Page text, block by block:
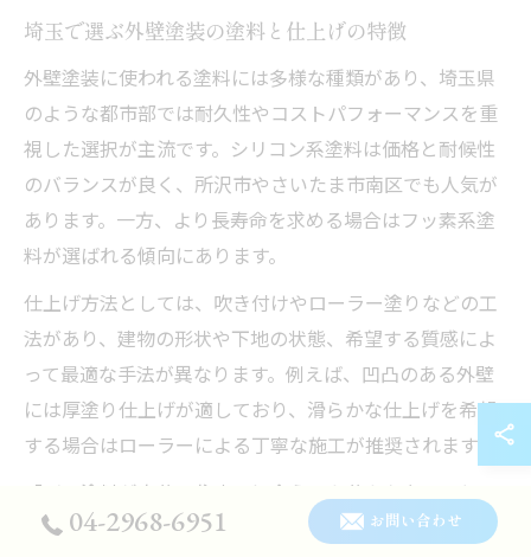
埼玉で選ぶ外壁塗装の塗料と仕上げの特徴
外壁塗装に使われる塗料には多様な種類があり、埼玉県
のような都市部では耐久性やコストパフォーマンスを重
視した選択が主流です。シリコン系塗料は価格と耐候性
のバランスが良く、所沢市やさいたま市南区でも人気が
あります。一方、より長寿命を求める場合はフッ素系塗
料が選ばれる傾向にあります。
仕上げ方法としては、吹き付けやローラー塗りなどの工
法があり、建物の形状や下地の状態、希望する質感によ
って最適な手法が異なります。例えば、凹凸のある外壁
には厚塗り仕上げが適しており、滑らかな仕上げを希望
する場合はローラーによる丁寧な施工が推奨されます。
「どの塗料が自分の住まいに合うのか分からない」とい
う声も多いため、見積もり時には塗料の性能や保証内
04-2968-6951 お問い合わせ